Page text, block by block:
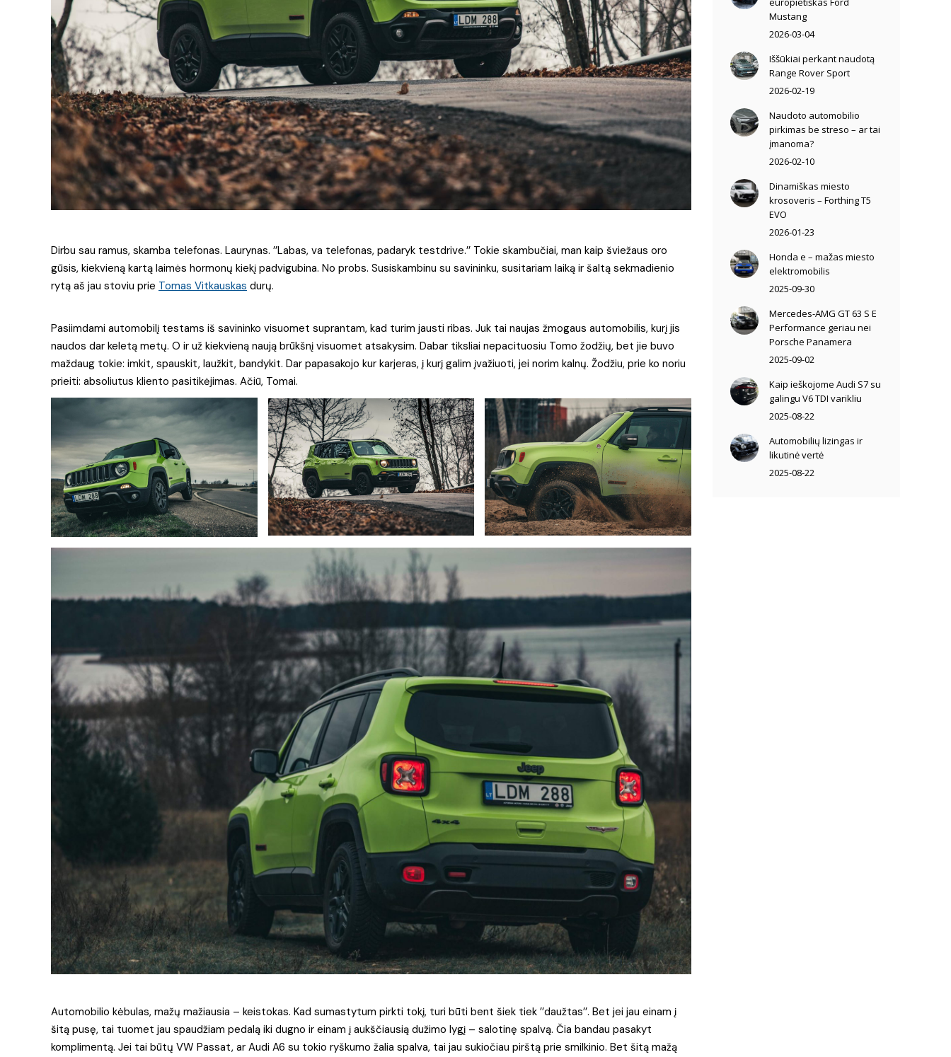
Dirbu sau ramus, skamba telefonas. Laurynas. ’’Labas, va telefonas, padaryk testdrive.’’ Tokie skambučiai, man kaip šviežaus oro
gūsis, kiekvieną kartą laimės hormonų kiekį padvigubina. No probs. Susiskambinu su savininku, susitariam laiką ir šaltą sekmadienio
rytą aš jau stoviu prie Tomas Vitkauskas durų.
Pasiimdami automobilį testams iš savininko visuomet suprantam, kad turim jausti ribas. Juk tai naujas žmogaus automobilis, kurį jis
naudos dar keletą metų. O ir už kiekvieną naują brūkšnį visuomet atsakysim. Dabar tiksliai nepacituosiu Tomo žodžių, bet jie buvo
maždaug tokie: imkit, spauskit, laužkit, bandykit. Dar papasakojo kur karjeras, į kurį galim įvažiuoti, jei norim kalnų. Žodžiu, prie ko noriu
prieiti: absoliutus kliento pasitikėjimas. Ačiū, Tomai.
Automobilio kėbulas, mažų mažiausia – keistokas. Kad sumastytum pirkti tokį, turi būti bent šiek tiek ’’daužtas’’. Bet jei jau einam į
šitą pusę, tai tuomet jau spaudžiam pedalą iki dugno ir einam į aukščiausią dužimo lygį – salotinę spalvą. Čia bandau pasakyt
komplimentą. Jei tai būtų VW Passat, ar Audi A6 su tokio ryškumo žalia spalva, tai jau sukiočiau pirštą prie smilkinio. Bet šitą mažą
Mustang
2026-03-04
Iššūkiai perkant naudotą
Range Rover Sport
2026-02-19
Naudoto automobilio
pirkimas be streso – ar tai
įmanoma?
2026-02-10
Dinamiškas miesto
krosoveris – Forthing T5
EVO
2026-01-23
Honda e – mažas miesto
elektromobilis
2025-09-30
Mercedes-AMG GT 63 S E
Performance geriau nei
Porsche Panamera
2025-09-02
Kaip ieškojome Audi S7 su
galingu V6 TDI varikliu
2025-08-22
Automobilių lizingas ir
likutinė vertė
2025-08-22